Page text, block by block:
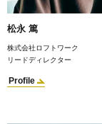
松永 篤
株式会社ロフトワーク
リードディレクター
Profile